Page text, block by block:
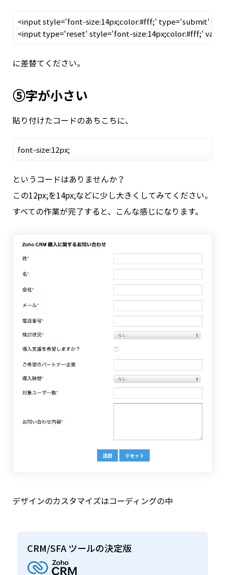
<input style='font-size:14px;color:#fff;' type='submit'
<input type='reset' style='font-size:14px;color:#fff;'
に差替てください。
⑤字が小さい
貼り付けたコードのあちこちに、
というコードはありませんか？
この12px;を14px;などに少し大きくしてみてください。
すべての作業が完了すると、こんな感じになります。
デザインのカスタマイズはコーディングの中
CRM/SFA ツールの決定版